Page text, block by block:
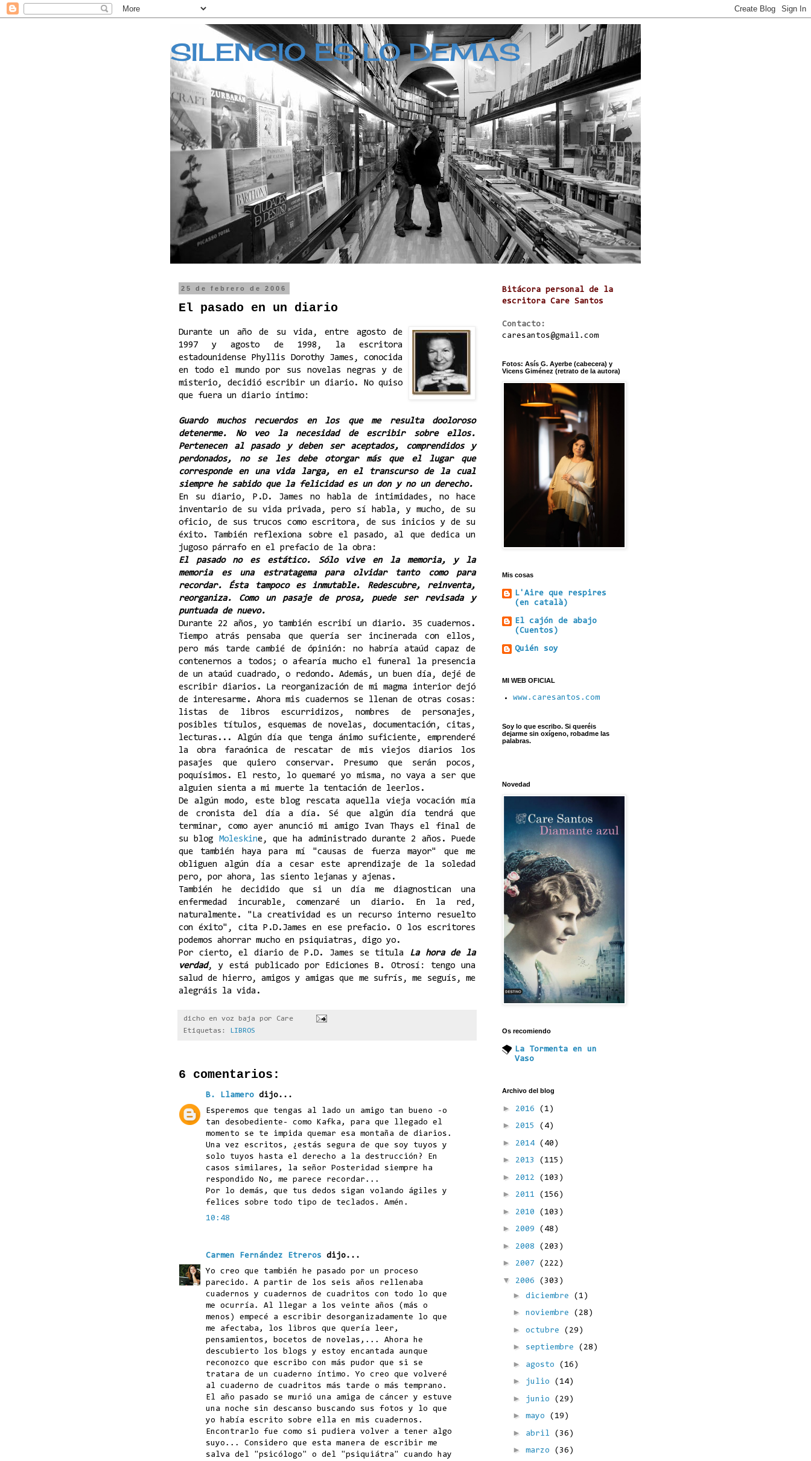
SILENCIO ES LO DEMÁS
25 de febrero de 2006
El pasado en un diario
Durante un año de su vida, entre agosto de
1997 y agosto de 1998, la escritora
estadounidense Phyllis Dorothy James, conocida
en todo el mundo por sus novelas negras y de
misterio, decidió escribir un diario. No quiso
que fuera un diario íntimo:
Guardo muchos recuerdos en los que me resulta dooloroso
detenerme. No veo la necesidad de escribir sobre ellos.
Pertenecen al pasado y deben ser aceptados, comprendidos y
perdonados, no se les debe otorgar más que el lugar que
corresponde en una vida larga, en el transcurso de la cual
siempre he sabido que la felicidad es un don y no un derecho.
En su diario, P.D. James no habla de intimidades, no hace
inventario de su vida privada, pero sí habla, y mucho, de su
oficio, de sus trucos como escritora, de sus inicios y de su
éxito. También reflexiona sobre el pasado, al que dedica un
jugoso párrafo en el prefacio de la obra:
El pasado no es estático. Sólo vive en la memoria, y la
memoria es una estratagema para olvidar tanto como para
recordar. Ésta tampoco es inmutable. Redescubre, reinventa,
reorganiza. Como un pasaje de prosa, puede ser revisada y
puntuada de nuevo.
Durante 22 años, yo también escribí un diario. 35 cuadernos.
Tiempo atrás pensaba que quería ser incinerada con ellos,
pero más tarde cambié de ópinión: no habría ataúd capaz de
contenernos a todos; o afearía mucho el funeral la presencia
de un ataúd cuadrado, o redondo. Además, un buen día, dejé de
escribir diarios. La reorganización de mi magma interior dejó
de interesarme. Ahora mis cuadernos se llenan de otras cosas:
listas de libros escurridizos, nombres de personajes,
posibles títulos, esquemas de novelas, documentación, citas,
lecturas... Algún día que tenga ánimo suficiente, emprenderé
la obra faraónica de rescatar de mis viejos diarios los
pasajes que quiero conservar. Presumo que serán pocos,
poquísimos. El resto, lo quemaré yo misma, no vaya a ser que
alguien sienta a mi muerte la tentación de leerlos.
De algún modo, este blog rescata aquella vieja vocación mía
de cronista del día a día. Sé que algún día tendrá que
terminar, como ayer anunció mi amigo Ivan Thays el final de
su blog
Moleskine, que ha administrado durante 2 años. Puede
que también haya para mí "causas de fuerza mayor" que me
obliguen algún día a cesar este aprendizaje de la soledad
pero, por ahora, las siento lejanas y ajenas.
También he decidido que si un día me diagnostican una
enfermedad incurable, comenzaré un diario. En la red,
naturalmente. "La creatividad es un recurso interno resuelto
con éxito", cita P.D.James en ese prefacio. O los escritores
podemos ahorrar mucho en psiquiatras, digo yo.
Por cierto, el diario de P.D. James se titula La hora de la
verdad, y está publicado por Ediciones B. Otrosí: tengo una
salud de hierro, amigos y amigas que me sufrís, me seguís, me
alegráis la vida.
dicho en voz baja por Care
Etiquetas:
LIBROS
6 comentarios:
B. Llamero dijo...
Esperemos que tengas al lado un amigo tan bueno -o
tan desobediente- como Kafka, para que llegado el
momento se te impida quemar esa montaña de diarios.
Una vez escritos, ¿estás segura de que soy tuyos y
solo tuyos hasta el derecho a la destrucción? En
casos similares, la señor Posteridad siempre ha
respondido No, me parece recordar...
Por lo demás, que tus dedos sigan volando ágiles y
felices sobre todo tipo de teclados. Amén.
10:48
Carmen Fernández Etreros dijo...
Yo creo que también he pasado por un proceso
parecido. A partir de los seis años rellenaba
cuadernos y cuadernos de cuadritos con todo lo que
me ocurría. Al llegar a los veinte años (más o
menos) empecé a escribir desorganizadamente lo que
me afectaba, los libros que quería leer,
pensamientos, bocetos de novelas,... Ahora he
descubierto los blogs y estoy encantada aunque
reconozco que escribo con más pudor que si se
tratara de un cuaderno íntimo. Yo creo que volveré
al cuaderno de cuadritos más tarde o más temprano.
El año pasado se murió una amiga de cáncer y estuve
una noche sin descanso buscando sus fotos y lo que
yo había escrito sobre ella en mis cuadernos.
Encontrarlo fue como si pudiera volver a tener algo
suyo... Considero que esta manera de escribir me
salva del "psicólogo" o del "psiquiátra" cuando hay
Bitácora personal de la
escritora Care Santos
Contacto:
caresantos@gmail.com
Fotos: Asís G. Ayerbe (cabecera) y
Vicens Giménez (retrato de la autora)
Mis cosas
L'Aire que respires
(en català)
El cajón de abajo
(Cuentos)
Quién soy
MI WEB OFICIAL
www.caresantos.com
Soy lo que escribo. Si queréis
dejarme sin oxígeno, robadme las
palabras.
Novedad
Os recomiendo
La Tormenta en un
Vaso
Archivo del blog
► 2016 (1)
► 2015 (4)
► 2014 (40)
► 2013 (115)
► 2012 (103)
► 2011 (156)
► 2010 (103)
► 2009 (48)
► 2008 (203)
► 2007 (222)
▼ 2006 (303)
► diciembre (1)
► noviembre (28)
► octubre (29)
► septiembre (28)
► agosto (16)
► julio (14)
► junio (29)
► mayo (19)
► abril (36)
► marzo (36)